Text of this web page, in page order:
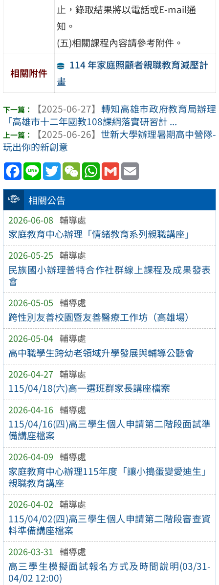
相關公告
2026-06-08 輔導處
家庭教育中心辦理「情緒教育系列親職講座」
2026-05-25 輔導處
民族國小辦理普特合作社群線上課程及成果發表
會
2026-05-05 輔導處
跨性別友善校園暨友善醫療工作坊（高雄場）
2026-05-04 輔導處
高中職學生跨幼老領域升學發展與輔導公聽會
2026-04-27 輔導處
115/04/18(六)高一選班群家長講座檔案
2026-04-16 輔導處
115/04/16(四)高三學生個人申請第二階段面試準
備講座檔案
2026-04-09 輔導處
家庭教育中心辦理115年度「讓小搗蛋變愛迪生」
親職教育講座
2026-04-02 輔導處
115/04/02(四)高三學生個人申請第二階段審查資
料準備講座檔案
2026-03-31 輔導處
高三學生模擬面試報名方式及時間說明(03/31-
04/02 12:00)
止，錄取結果將以電話或E-mail通
知。
(五)相關課程內容請參考附件。
相關附件
114 年家庭照顧者親職教育減壓計
畫
【2025-06-27】 轉知高雄市政府教育局辦理
「高雄市十二年國教108課綱落實研習計 ...
【2025-06-26】 世新大學辦理暑期高中營隊-
玩出你的新創意
Facebook
Line TwitterWeChatWhatsApp
Gmail